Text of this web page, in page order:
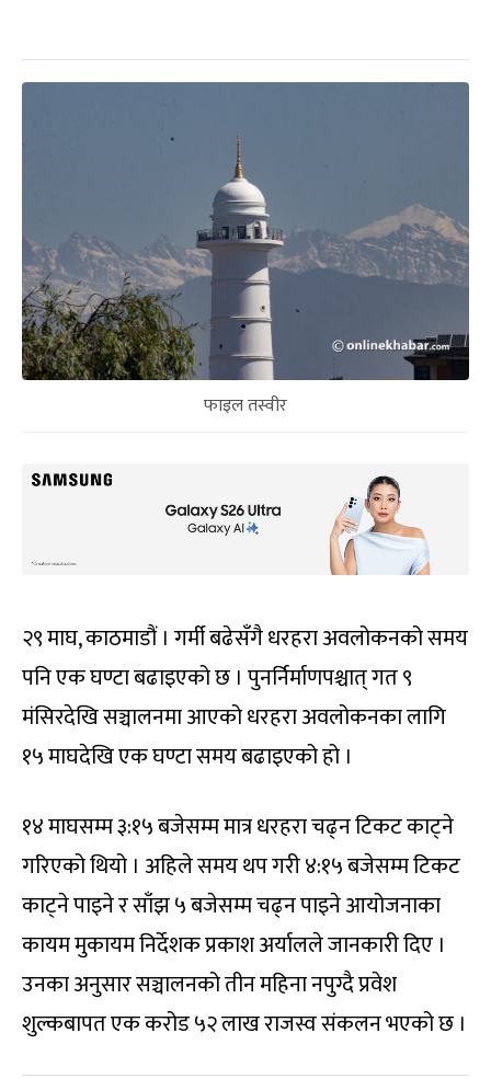
फाइल तस्वीर
२९ माघ, काठमाडौं । गर्मी बढेसँगै धरहरा अवलोकनको समय
पनि एक घण्टा बढाइएको छ । पुनर्निर्माणपश्चात् गत ९
मंसिरदेखि सञ्चालनमा आएको धरहरा अवलोकनका लागि
१५ माघदेखि एक घण्टा समय बढाइएको हो ।
१४ माघसम्म ३:१५ बजेसम्म मात्र धरहरा चढ्न टिकट काट्ने
गरिएको थियो । अहिले समय थप गरी ४:१५ बजेसम्म टिकट
काट्ने पाइने र साँझ ५ बजेसम्म चढ्न पाइने आयोजनाका
कायम मुकायम निर्देशक प्रकाश अर्यालले जानकारी दिए ।
उनका अनुसार सञ्चालनको तीन महिना नपुग्दै प्रवेश
शुल्कबापत एक करोड ५२ लाख राजस्व संकलन भएको छ ।